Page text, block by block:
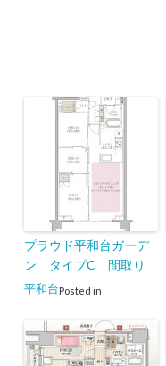
プラウド平和台ガーデ
ン タイプC 間取り
Posted in
平和台